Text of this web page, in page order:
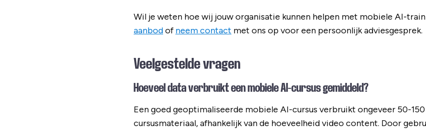
Wil je weten hoe wij jouw organisatie kunnen helpen met mobiele AI-
aanbodof neem contact met ons op voor een persoonlijk adviesgesprek.
Veelgestelde vragen
Hoeveel data verbruikt een mobiele AI-cursus gemiddeld?
Een goed geoptimaliseerde mobiele AI-cursus verbruikt ongeveer 50-150
cursusmateriaal, afhankelijk van de hoeveelheid video content. Door